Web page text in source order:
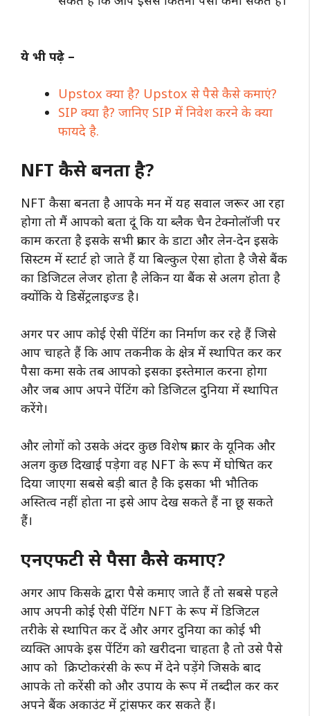
ये भी पढ़े –
Upstox क्या है? Upstox से पैसे कैसे कमाएं?
SIP क्या है? जानिए SIP में निवेश करने के क्या
फायदे है.
NFT कैसे बनता है?
NFT कैसा बनता है आपके मन में यह सवाल जरूर आ रहा
होगा तो मैं आपको बता दूं कि या ब्लैक चैन टेक्नोलॉजी पर
काम करता है इसके सभी प्रकार के डाटा और लेन-देन इसके
सिस्टम में स्टार्ट हो जाते हैं या बिल्कुल ऐसा होता है जैसे बैंक
का डिजिटल लेजर होता है लेकिन या बैंक से अलग होता है
क्योंकि ये डिसेंट्रलाइज्ड है।
अगर पर आप कोई ऐसी पेंटिंग का निर्माण कर रहे हैं जिसे
आप चाहते हैं कि आप तकनीक के क्षेत्र में स्थापित कर कर
पैसा कमा सके तब आपको इसका इस्तेमाल करना होगा
और जब आप अपने पेंटिंग को डिजिटल दुनिया में स्थापित
करेंगे।
और लोगों को उसके अंदर कुछ विशेष प्रकार के यूनिक और
अलग कुछ दिखाई पड़ेगा वह NFT के रूप में घोषित कर
दिया जाएगा सबसे बड़ी बात है कि इसका भी भौतिक
अस्तित्व नहीं होता ना इसे आप देख सकते हैं ना छू सकते
हैं।
एनएफटी से पैसा कैसे कमाए?
अगर आप किसके द्वारा पैसे कमाए जाते हैं तो सबसे पहले
आप अपनी कोई ऐसी पेंटिंग NFT के रूप में डिजिटल
तरीके से स्थापित कर दें और अगर दुनिया का कोई भी
व्यक्ति आपके इस पेंटिंग को खरीदना चाहता है तो उसे पैसे
आप को क्रिप्टोकरंसी के रूप में देने पड़ेंगे जिसके बाद
आपके तो करेंसी को और उपाय के रूप में तब्दील कर कर
अपने बैंक अकाउंट में ट्रांसफर कर सकते हैं।